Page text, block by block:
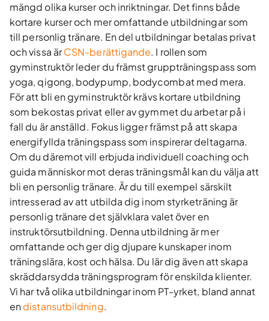
mängd olika kurser och inriktningar. Det finns både
kortare kurser och mer omfattande utbildningar som
till personlig tränare. En del utbildningar betalas privat
och vissa ärCSN-berättigande. I rollen som
gyminstruktör leder du främst gruppträningspass som
yoga, qigong, bodypump, bodycombat med mera.
För att bli en gyminstruktör krävs kortare utbildning
som bekostas privat eller av gymmet du arbetar på i
fall du är anställd. Fokus ligger främst på att skapa
energifyllda träningspass som inspirerar deltagarna.
Om du däremot vill erbjuda individuell coaching och
guida människor mot deras träningsmål kan du välja att
bli en personlig tränare. Är du till exempel särskilt
intresserad av att utbilda dig inom styrketräning är
personlig tränare det självklara valet över en
instruktörsutbildning. Denna utbildning är mer
omfattande och ger dig djupare kunskaper inom
träningslära, kost och hälsa. Du lär dig även att skapa
skräddarsydda träningsprogram för enskilda klienter.
Vi har två olika utbildningar inom PT-yrket, bland annat
endistansutbildning.